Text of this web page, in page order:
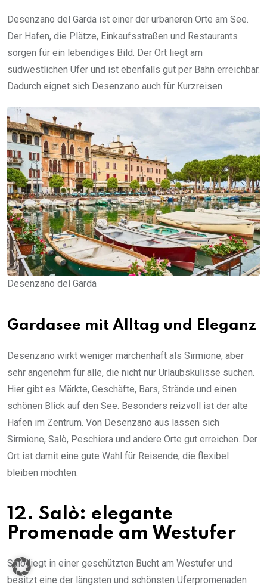
Desenzano del Garda ist einer der urbaneren Orte am See.
Der Hafen, die Plätze, Einkaufsstraßen und Restaurants
sorgen für ein lebendiges Bild. Der Ort liegt am
südwestlichen Ufer und ist ebenfalls gut per Bahn erreichbar.
Dadurch eignet sich Desenzano auch für Kurzreisen.
Desenzano del Garda
Gardasee mit Alltag und Eleganz
Desenzano wirkt weniger märchenhaft als Sirmione, aber
sehr angenehm für alle, die nicht nur Urlaubskulisse suchen.
Hier gibt es Märkte, Geschäfte, Bars, Strände und einen
schönen Blick auf den See. Besonders reizvoll ist der alte
Hafen im Zentrum. Von Desenzano aus lassen sich
Sirmione, Salò, Peschiera und andere Orte gut erreichen. Der
Ort ist damit eine gute Wahl für Reisende, die flexibel
bleiben möchten.
12. Salò: elegante
Promenade am Westufer
Salò liegt in einer geschützten Bucht am Westufer und
besitzt eine der längsten und schönsten Uferpromenaden